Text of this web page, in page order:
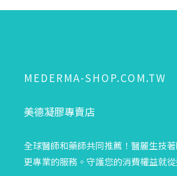
MEDERMA-SHOP.COM.TW
美德凝膠專賣店
全球醫師和藥師共同推薦！醫麗生技
更專業的服務。守護您的消費權益就從